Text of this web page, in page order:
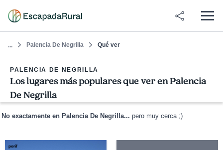
... Palencia De Negrilla Qué ver
PALENCIA DE NEGRILLA
Los lugares más populares que ver en Palencia
De Negrilla
No exactamente en Palencia De Negrilla... pero muy cerca ;)
porif